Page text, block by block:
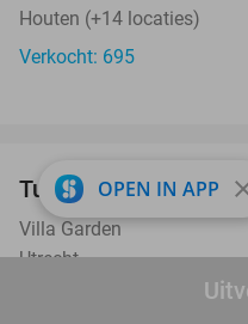
Houten (+14 locaties)
Verkocht: 695
Turks 3-gangendiner
Villa Garden
Utrecht
OPEN IN APP